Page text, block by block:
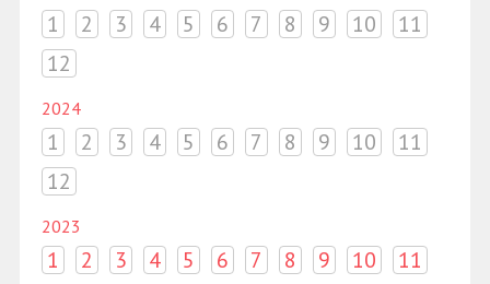
1 2 3 4 5 6 7 8 9 10
11
12
2024
1 2 3 4 5 6 7 8 9 10
11
12
2023
1 2 3 4 5 6 7 8 9 10
11